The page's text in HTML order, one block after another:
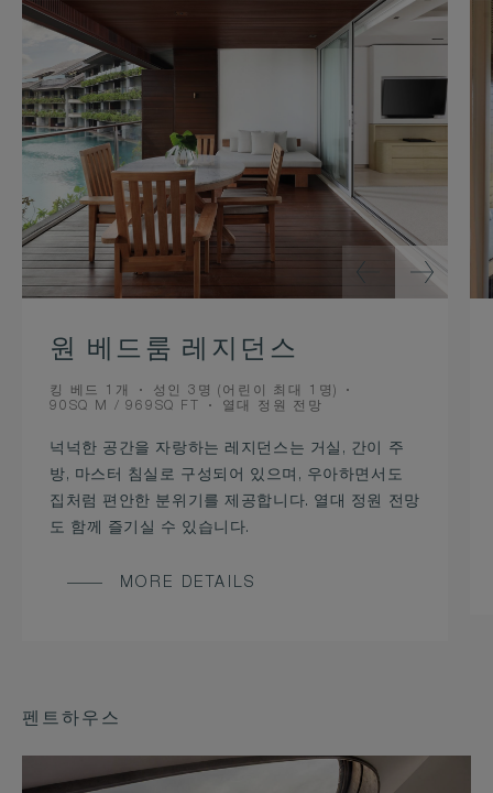
원 베드룸 레지던스
BEDS
킹 베드 1개 OCCUPANCY
성인 3명 (어린이 최대 1명)
ROOM
90SQ M / 969SQ FT VIEW
열대 정원 전망
넉넉한 공간을 자랑하는 레지던스는 거실, 간이 주
방, 마스터 침실로 구성되어 있으며, 우아하면서도
집처럼 편안한 분위기를 제공합니다. 열대 정원 전망
도 함께 즐기실 수 있습니다.
MORE DETAILS
펜트하우스